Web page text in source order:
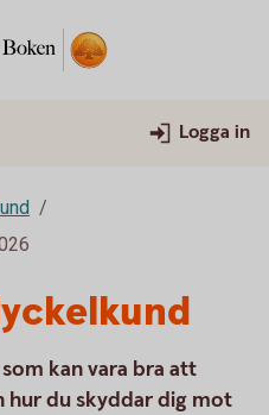
Logga in
kan vara bra att
hur du skyddar dig mot